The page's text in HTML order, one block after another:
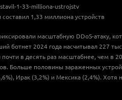
1,33 миллиона устройств
масштабную DDoS-атаку,
ботнет 2024 года насчитывал 227
в десять раз масштабнее, чем в
Больше половины зараженных
Ирак (3,2%) и Мексика (2,4%).